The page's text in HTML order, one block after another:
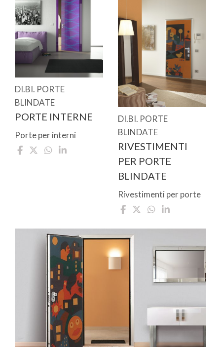
DI.BI. PORTE
BLINDATE
PORTE INTERNE
Porte per interni
DI.BI. PORTE
BLINDATE
RIVESTIMENTI
PER PORTE
BLINDATE
Rivestimenti per porte